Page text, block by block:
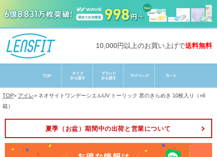
10,000円以上のお買い上げで送料無料
TOP> アイレ> ネオサイトワンデーシエルUV トーリック 君のきらめき 10枚入り（×6
箱）
夏季（お盆）期間中の出荷と営業について